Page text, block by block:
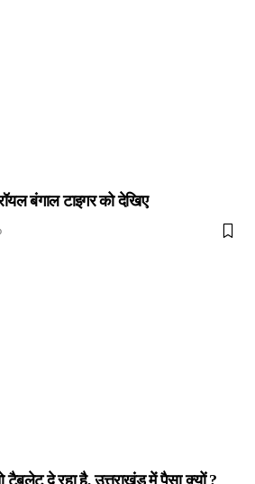
बंगाल टाइगर को देखिए